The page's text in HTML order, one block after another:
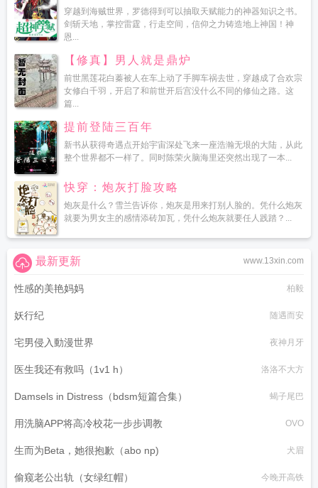
穿越到海贼世界，罗德得到可以抽取天赋能力的神器知识之书。
剑斩天地，掌控雷霆，行走空间，信仰之力铸造地上神国！神
恩...
【修真】男人就是鼎炉
前世黑莲花白蓁被人在车上动了手脚车祸去世，穿越成了合欢宗
女修白千羽，开启了和前世开后宫没什么不同的修仙之路。这
篇...
提前登陆三百年
新书从获得奇遇点开始宇宙深处飞来一座浩瀚无垠的大陆，从此
整个世界都不一样了。同时陈荣火脑海里还突然出现了一本...
快穿：炮灰打脸攻略
炮灰是什么？雪兰告诉你，炮灰是用来打别人脸的。凭什么炮灰
就要为男女主的感情添砖加瓦，凭什么炮灰就要任人践踏？...
www.13xin.com
最新更新
性感的美艳妈妈 柏毅
妖行纪 随遇而安
宅男侵入動漫世界 夜神月牙
医生我还有救吗（1v1 h） 洛洛不大方
Damsels in Distress（bdsm短篇合集） 蝎子尾巴
用洗脑APP将高冷校花一步步调教 OVO
生而为Beta，她很抱歉（abo np) 犬眉
偷窥老公出轨（女绿红帽） 今晚开高铁